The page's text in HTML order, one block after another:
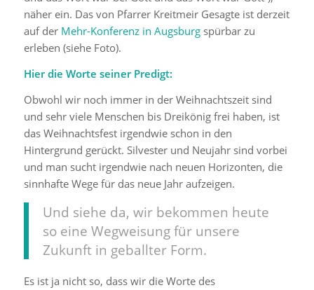
näher ein. Das von Pfarrer Kreitmeir Gesagte ist derzeit
auf der Mehr-Konferenz in Augsburgspürbar zu
erleben (siehe Foto).
Hier die Worte seiner Predigt:
Obwohl wir noch immer in der Weihnachtszeit sind
und sehr viele Menschen bis Dreikönig frei haben, ist
das Weihnachtsfest irgendwie schon in den
Hintergrund gerückt. Silvester und Neujahr sind vorbei
und man sucht irgendwie nach neuen Horizonten, die
sinnhafte Wege für das neue Jahr aufzeigen.
Und siehe da, wir bekommen heute
so eine Wegweisung für unsere
Zukunft in geballter Form.
Es ist ja nicht so, dass wir die Worte des